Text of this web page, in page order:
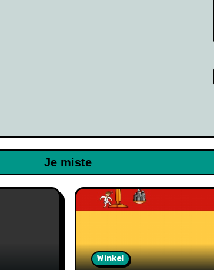
Je miste
Winkel